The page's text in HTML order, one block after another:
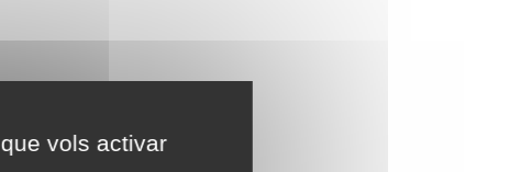
vols activar